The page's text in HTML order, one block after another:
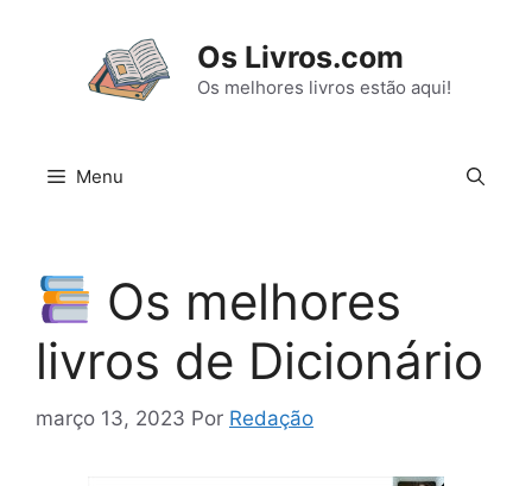
Os Livros.com
Os melhores livros estão aqui!
Menu
Os melhores
livros de Dicionário
março 13, 2023 Por Redação